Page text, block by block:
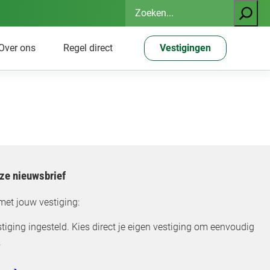
Zoeken
ons Regel direct Vestigingen
nieuwsbrief
jouw vestiging:
ingesteld. Kies direct je eigen vestiging om eenvoudig